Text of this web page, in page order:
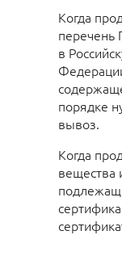
Когда
в
порядке
вывоз.
Когда
вещества